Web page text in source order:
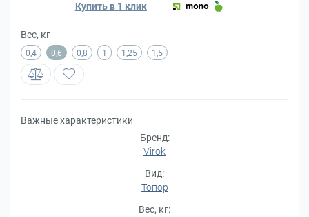
Купить в 1 клик
Вес, кг
0,4 0,6 0,8 1 1,25 1,5
Важные характеристики
Бренд:
Virok
Вид:
Топор
Вес, кг: